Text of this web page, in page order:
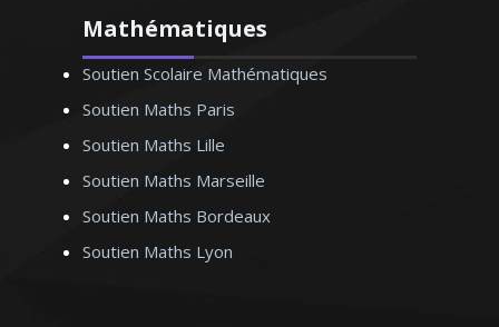
Madame Y. Coralie – Professeur de
Mathématiques
Soutien Scolaire Mathématiques
Soutien Maths Paris
Soutien Maths Lille
Soutien Maths Marseille
Soutien Maths Bordeaux
Soutien Maths Lyon